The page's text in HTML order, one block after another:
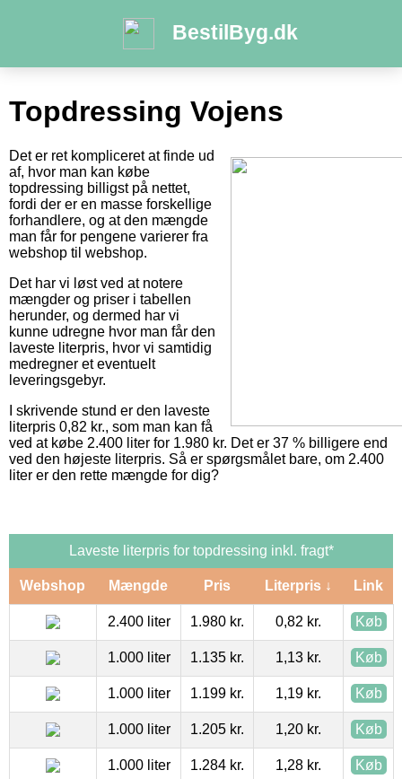
BestilByg.dk
Topdressing Vojens
Det er ret kompliceret at finde ud
af, hvor man kan købe
topdressing billigst på nettet,
fordi der er en masse forskellige
forhandlere, og at den mængde
man får for pengene varierer fra
webshop til webshop.
Det har vi løst ved at notere
mængder og priser i tabellen
herunder, og dermed har vi
kunne udregne hvor man får den
laveste literpris, hvor vi samtidig
medregner et eventuelt
leveringsgebyr.
I skrivende stund er den laveste
literpris 0,82 kr., som man kan få
ved at købe 2.400 liter for 1.980 kr. Det er 37 % billigere end
ved den højeste literpris. Så er spørgsmålet bare, om 2.400
liter er den rette mængde for dig?
Laveste literpris for topdressing inkl. fragt*
Webshop Mængde Pris Literpris ↓ Link
2.400 liter 1.980 kr. 0,82 kr. Køb
1.000 liter 1.135 kr. 1,13 kr. Køb
1.000 liter 1.199 kr. 1,19 kr. Køb
1.000 liter 1.205 kr. 1,20 kr. Køb
1.000 liter 1.284 kr. 1,28 kr. Køb